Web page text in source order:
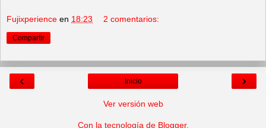
Fujixperience en 18:23 2 comentarios:
Compartir
‹ ›
Inicio
Ver versión web
Con la tecnología de Blogger.